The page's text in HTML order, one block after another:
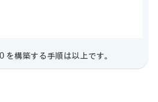
を構築する手順は以上です。